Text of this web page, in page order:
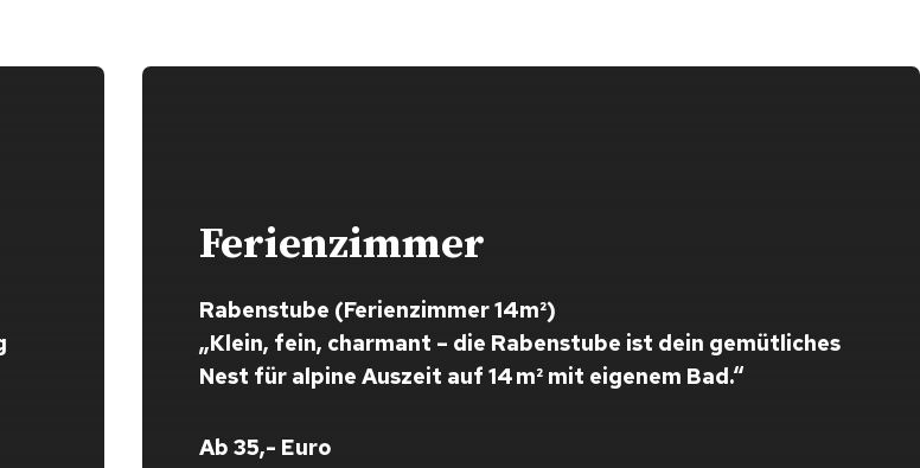
Ferienzimmer
Rabenstube (Ferienzimmer 14m²)
„Klein, fein, charmant – die Rabenstube ist dein gemütliches
Nest für alpine Auszeit auf 14 m² mit eigenem Bad.“
Ab 35,- Euro